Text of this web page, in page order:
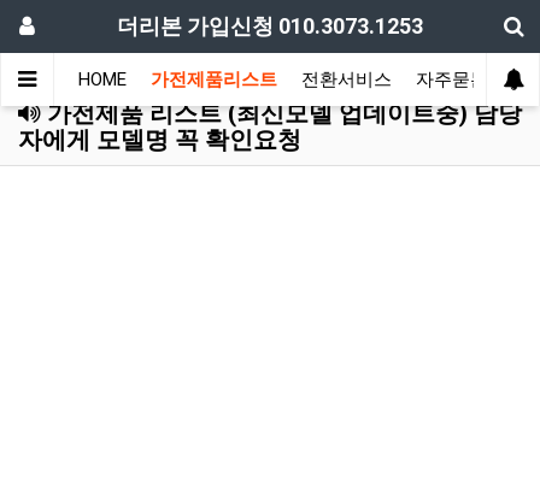
더리본 가입신청 010.3073.1253
HOME 가전제품리스트 전환서비스 자주묻는질문
가전제품 리스트 (최신모델 업데이트중) 담당
자에게 모델명 꼭 확인요청